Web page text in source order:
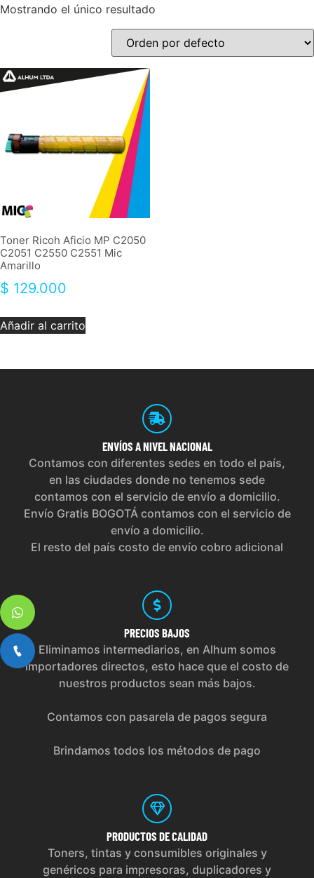
Mostrando el único resultado
Toner Ricoh Aficio MP C2050
C2051 C2550 C2551 Mic
Amarillo
$ 129.000
Añadir al carrito
ENVÍOS A NIVEL NACIONAL
Contamos con diferentes sedes en todo el país,
en las ciudades donde no tenemos sede
contamos con el servicio de envío a domicilio.
Envío Gratis BOGOTÁ contamos con el servicio de
envío a domicilio.
El resto del país costo de envío cobro adicional
PRECIOS BAJOS
Eliminamos intermediarios, en Alhum somos
importadores directos, esto hace que el costo de
nuestros productos sean más bajos.
Contamos con pasarela de pagos segura
Brindamos todos los métodos de pago
PRODUCTOS DE CALIDAD
Toners, tintas y consumibles originales y
genéricos para impresoras, duplicadores y